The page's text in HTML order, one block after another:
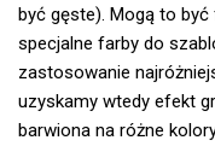
być gęste). Mogą to
specjalne farby do
zastosowanie
uzyskamy wtedy efekt
barwiona na różne